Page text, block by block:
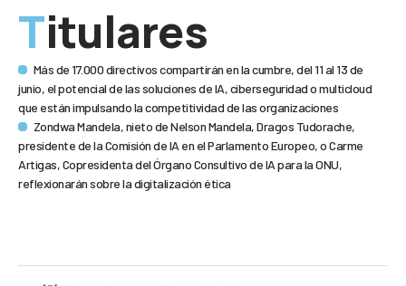
Titulares
Más de 17.000 directivos compartirán en la cumbre, del 11 al 13 de
junio, el potencial de las soluciones de IA, ciberseguridad o multicloud
que están impulsando la competitividad de las organizaciones
Zondwa Mandela, nieto de Nelson Mandela, Dragos Tudorache,
presidente de la Comisión de IA en el Parlamento Europeo, o Carme
Artigas, Copresidenta del Órgano Consultivo de IA para la ONU,
reflexionarán sobre la digitalización ética